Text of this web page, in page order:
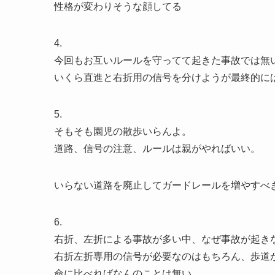
性格が変わりそうな顔してる
4.
今回もお互いルールを守ってて起きた事故では無
いくら直進と右折用の信号を分けようが最終的
5.
そもそも園児の散歩いらんよ。
道路、信号の注意、ルールは親がやればいい。
いらない道路を廃止してガードレールを増やす
6.
右折、左折による事故が多い中、なぜ事故が起き
右折左折専用の信号が必要なのはもちろん、歩